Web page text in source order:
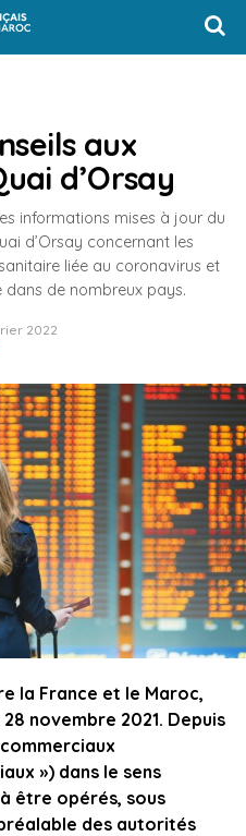
aux
d’Orsay
informations mises à jour du
d’Orsay concernant les
liée au coronavirus et
de nombreux pays.
2022
la France et le Maroc,
novembre 2021. Depuis
») dans le sens
être opérés, sous
des autorités